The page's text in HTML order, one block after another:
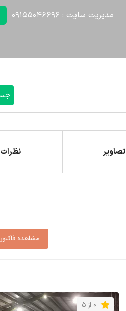
مدیریت سایت : 09155046696
تصاویر نظرات
0 از 5